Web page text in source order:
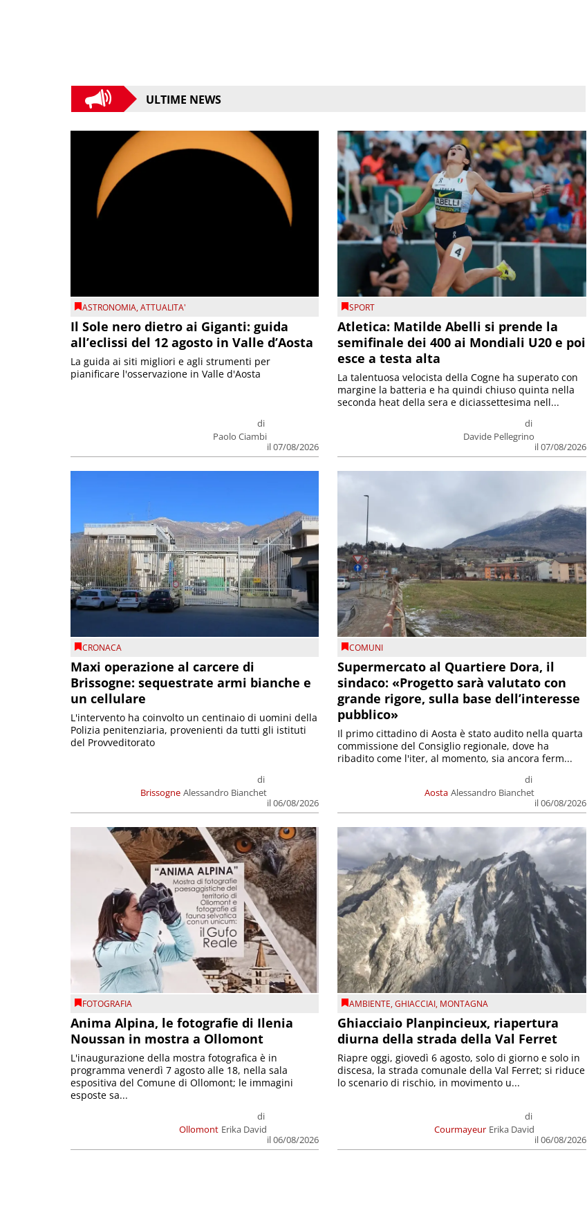
ULTIME NEWS
ASTRONOMIA,ATTUALITA'
Il Sole nero dietro ai Giganti: guida
all’eclissi del 12 agosto in Valle d’Aosta
di
Paolo Ciambi
il 07/08/2026
La guida ai siti migliori e agli strumenti per
pianificare l'osservazione in Valle d'Aosta
SPORT
Atletica: Matilde Abelli si prende la
semifinale dei 400 ai Mondiali U20 e poi
esce a testa alta
di
Davide Pellegrino
il 07/08/2026
La talentuosa velocista della Cogne ha superato con
margine la batteria e ha quindi chiuso quinta nella
seconda heat della sera e diciassettesima nell...
CRONACA
Maxi operazione al carcere di
Brissogne: sequestrate armi bianche e
un cellulare
Brissogne
di
Alessandro Bianchet
il 06/08/2026
L'intervento ha coinvolto un centinaio di uomini della
Polizia penitenziaria, provenienti da tutti gli istituti
del Provveditorato
COMUNI
Supermercato al Quartiere Dora, il
sindaco: «Progetto sarà valutato con
grande rigore, sulla base dell’interesse
pubblico»
Aosta
di
Alessandro Bianchet
il 06/08/2026
Il primo cittadino di Aosta è stato audito nella quarta
commissione del Consiglio regionale, dove ha
ribadito come l'iter, al momento, sia ancora ferm...
FOTOGRAFIA
Anima Alpina, le fotografie di Ilenia
Noussan in mostra a Ollomont
Ollomont
di
Erika David
il 06/08/2026
L'inaugurazione della mostra fotografica è in
programma venerdì 7 agosto alle 18, nella sala
espositiva del Comune di Ollomont; le immagini
esposte sa...
AMBIENTE,GHIACCIAI, MONTAGNA
Ghiacciaio Planpincieux, riapertura
diurna della strada della Val Ferret
Courmayeur
di
Erika David
il 06/08/2026
Riapre oggi, giovedì 6 agosto, solo di giorno e solo in
discesa, la strada comunale della Val Ferret; si riduce
lo scenario di rischio, in movimento u...